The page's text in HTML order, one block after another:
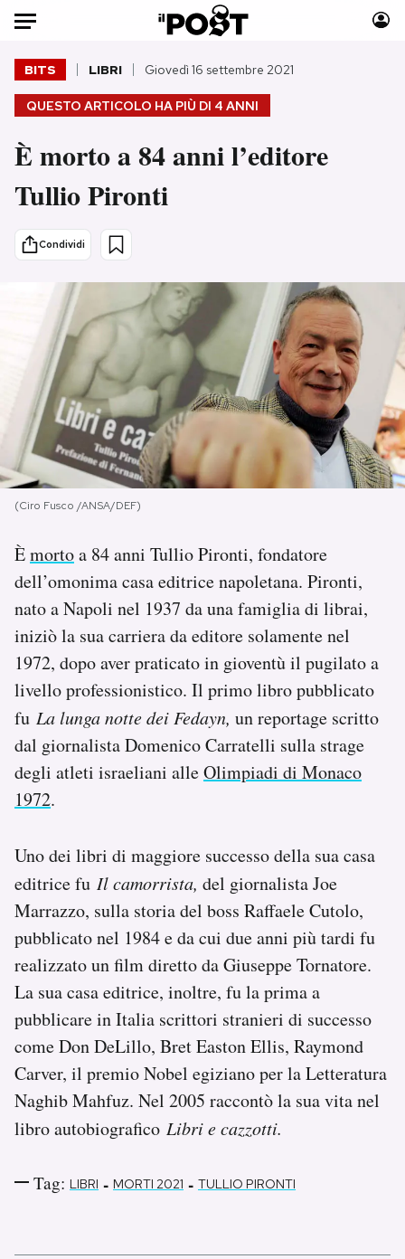
Auto
HOME
Italia
Politica
Tecnologia
Scienza
Cultura
Economia
Sport
Moda
Media
Europa
Altrecose
Mondiali calcio 2026
PODCAST
NEWSLETTER
I MIEI PREFERITI
SHOP
AREA PERSONALE
Area Personale
Regala il Post
Esci
QUESTO ARTICOLO HA PIÙ DI 4 ANNI
BITS LIBRI Giovedì 16 settembre 2021
È morto a 84 anni l’editore
Tullio Pironti
Condividi
(Ciro Fusco /ANSA/DEF)
Èmortoa 84 anni Tullio Pironti, fondatore
dell’omonima casa editrice napoletana. Pironti,
nato a Napoli nel 1937 da una famiglia di librai,
iniziò la sua carriera da editore solamente nel
1972, dopo aver praticato in gioventù il pugilato a
livello professionistico. Il primo libro pubblicato
fu La lunga notte dei Fedayn, un reportage scritto
dal giornalista Domenico Carratelli sulla strage
degli atleti israeliani alleOlimpiadi di Monaco
1972.
Uno dei libri di maggiore successo della sua casa
editrice fu Il camorrista, del giornalista Joe
Marrazzo, sulla storia del boss Raffaele Cutolo,
pubblicato nel 1984 e da cui due anni più tardi fu
realizzato un film diretto da Giuseppe Tornatore.
La sua casa editrice, inoltre, fu la prima a
pubblicare in Italia scrittori stranieri di successo
come Don DeLillo, Bret Easton Ellis, Raymond
Carver, il premio Nobel egiziano per la Letteratura
Naghib Mahfuz. Nel 2005 raccontò la sua vita nel
libro autobiografico Libri e cazzotti.
Tag: LIBRI - MORTI 2021 - TULLIO PIRONTI